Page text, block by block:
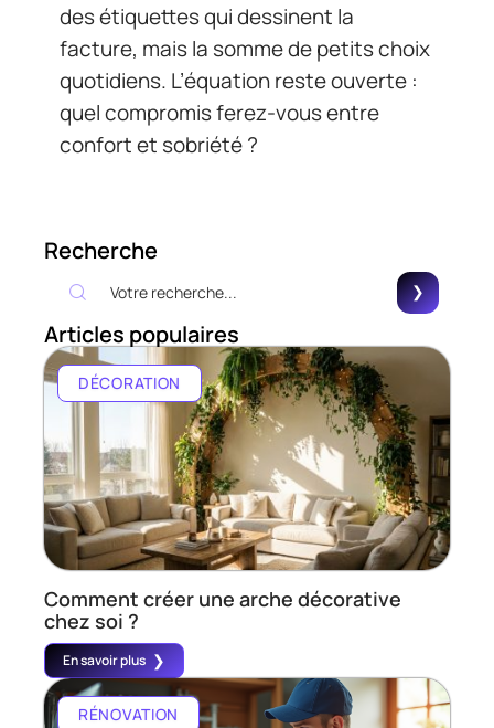
des étiquettes qui dessinent la
facture, mais la somme de petits choix
quotidiens. L’équation reste ouverte :
quel compromis ferez-vous entre
confort et sobriété ?
Recherche
Articles populaires
DÉCORATION
Comment créer une arche décorative
chez soi ?
En savoir plus
RÉNOVATION